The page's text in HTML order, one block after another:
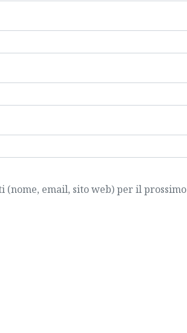
(nome, email, sito web) per il prossimo